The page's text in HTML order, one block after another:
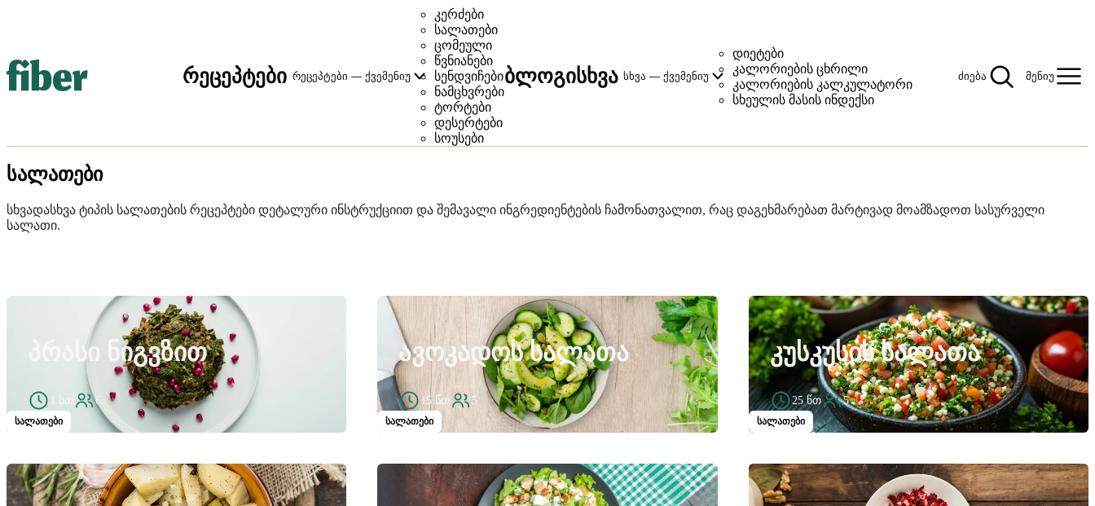
რეცეპტები რეცეპტები — ქვემენიუ
კერძები
სალათები
ცომეული
წვნიანები
სენდვიჩები
ნამცხვრები
ტორტები
დესერტები
სოუსები
ბლოგისხვა სხვა — ქვემენიუ
დიეტები
კალორიების ცხრილი
კალორიების კალკულატორი
სხეულის მასის ინდექსი
ძიება მენიუ
სალათები
სხვადასხვა ტიპის სალათების რეცეპტები დეტალური ინსტრუქციით და შემავალი ინგრედიენტების ჩამონათვალით, რაც დაგეხმარებათ მარტივად მოამზადოთ სასურველი
სალათი.
სალათები
ᲞᲠᲐᲡᲘ ᲜᲘᲒᲕᲖᲘᲗ
1 სთ 6
სალათები
ᲐᲕᲝᲙᲐᲓᲝᲡ ᲡᲐᲚᲐᲗᲐ
15 წთ 5
სალათები
ᲙᲣᲡᲙᲣᲡᲘᲡ ᲡᲐᲚᲐᲗᲐ
25 წთ 5